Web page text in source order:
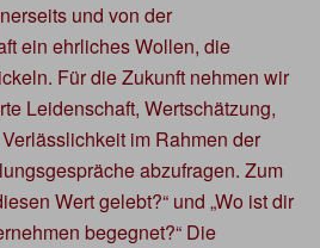
und von der
ein ehrliches Wollen, die
Für die Zukunft nehmen wir
Leidenschaft, Wertschätzung,
im Rahmen der
abzufragen. Zum
Wert gelebt?“ und „Wo ist dir
begegnet?“ Die